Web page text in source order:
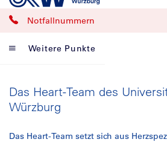
Notfallnummern
Weitere Punkte
Das Heart-Team des
Würzburg
Das Heart-Team setzt sich aus